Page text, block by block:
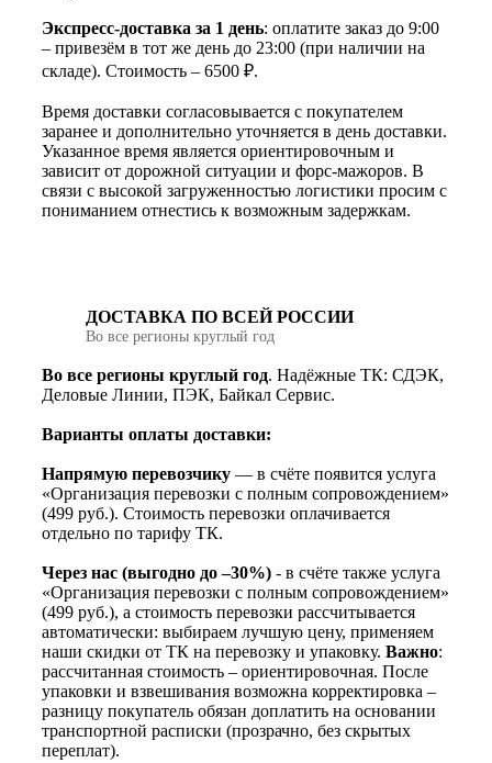
Экспресс-доставка за 1 день: оплатите заказ до 9:00
– привезём в тот же день до 23:00 (при наличии на
складе). Стоимость – 6500 ₽.
Время доставки согласовывается с покупателем
заранее и дополнительно уточняется в день доставки.
Указанное время является ориентировочным и
зависит от дорожной ситуации и форс-мажоров. В
связи с высокой загруженностью логистики просим с
пониманием отнестись к возможным задержкам.
ДОСТАВКА ПО ВСЕЙ РОССИИ
Во все регионы круглый год
Во все регионы круглый год. Надёжные ТК: СДЭК,
Деловые Линии, ПЭК, Байкал Сервис.
Варианты оплаты доставки:
Напрямую перевозчику — в счёте появится услуга
«Организация перевозки с полным сопровождением»
(499 руб.). Стоимость перевозки оплачивается
отдельно по тарифу ТК.
Через нас (выгодно до –30%) - в счёте также услуга
«Организация перевозки с полным сопровождением»
(499 руб.), а стоимость перевозки рассчитывается
автоматически: выбираем лучшую цену, применяем
наши скидки от ТК на перевозку и упаковку. Важно:
рассчитанная стоимость – ориентировочная. После
упаковки и взвешивания возможна корректировка –
разницу покупатель обязан доплатить на основании
транспортной расписки (прозрачно, без скрытых
переплат).